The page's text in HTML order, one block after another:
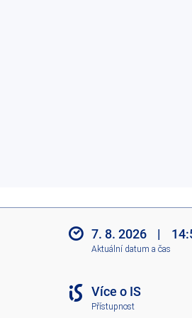
7. 8. 2026 |
Aktuální datum a čas
Více o IS
Přístupnost